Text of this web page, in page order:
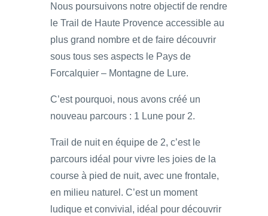
Nous poursuivons notre objectif de rendre
le Trail de Haute Provence accessible au
plus grand nombre et de faire découvrir
sous tous ses aspects le Pays de
Forcalquier – Montagne de Lure.
C’est pourquoi, nous avons créé un
nouveau parcours : 1 Lune pour 2.
Trail de nuit en équipe de 2, c’est le
parcours idéal pour vivre les joies de la
course à pied de nuit, avec une frontale,
en milieu naturel. C’est un moment
ludique et convivial, idéal pour découvrir